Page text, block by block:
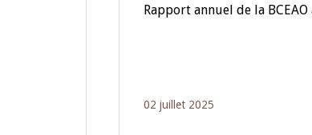
Rapport annuel de la
02 juillet 2025